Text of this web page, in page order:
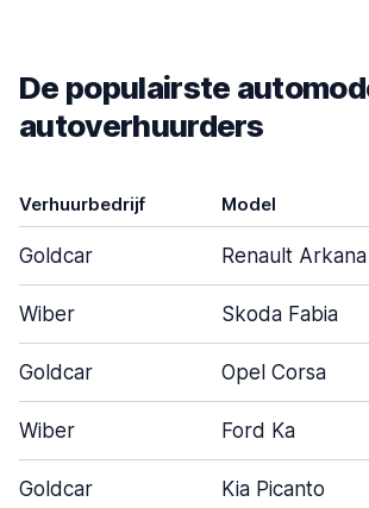
De populairste
autoverhuurders
Verhuurbedrijf Model
Goldcar Renault Arkana
Wiber Skoda Fabia
Goldcar Opel Corsa
Wiber Ford Ka
Goldcar Kia Picanto